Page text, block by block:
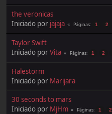
the veronicas
Iniciado por jajaja Páginas 1 2
Taylor Swift
Iniciado porVita Páginas 1 2
Halestorm
Iniciado por Marijara
30 seconds to mars
Iniciado por MjHm Páginas 1 2